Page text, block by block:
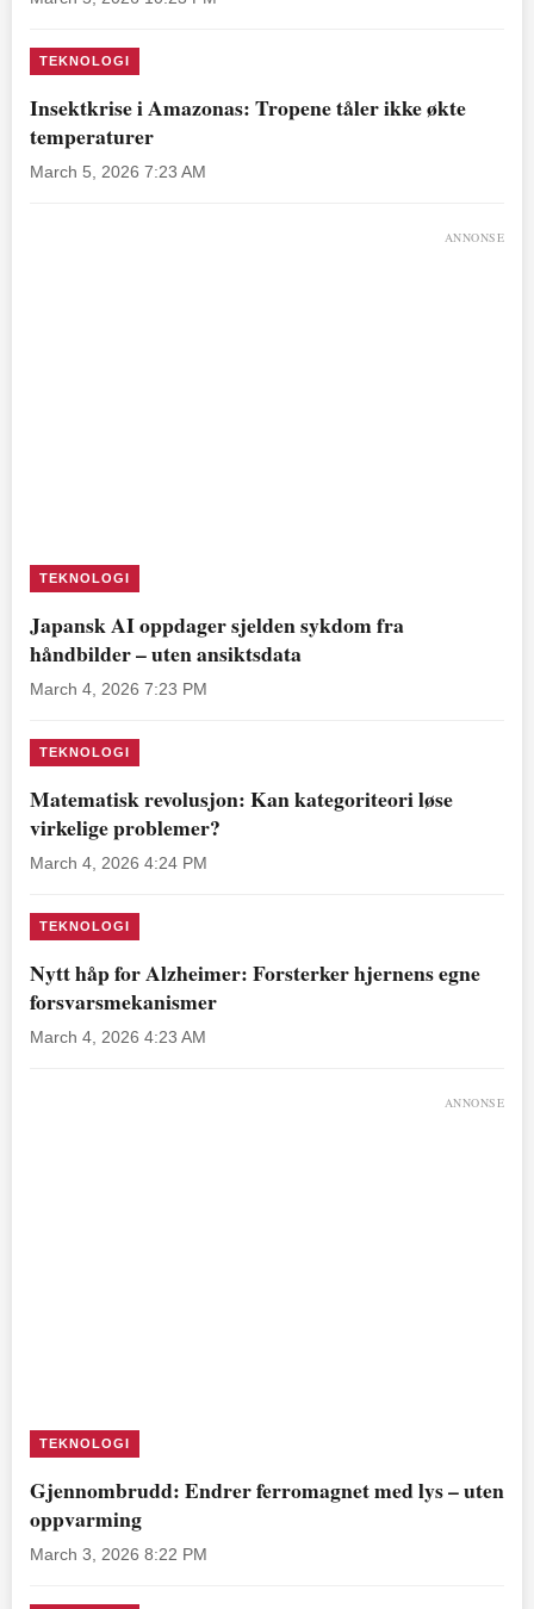
TEKNOLOGI
Insektkrise i Amazonas: Tropene tåler ikke økte
temperaturer
March 5, 2026 7:23 AM
ANNONSE
TEKNOLOGI
Japansk AI oppdager sjelden sykdom fra
håndbilder – uten ansiktsdata
March 4, 2026 7:23 PM
TEKNOLOGI
Matematisk revolusjon: Kan kategoriteori løse
virkelige problemer?
March 4, 2026 4:24 PM
TEKNOLOGI
Nytt håp for Alzheimer: Forsterker hjernens egne
forsvarsmekanismer
March 4, 2026 4:23 AM
ANNONSE
TEKNOLOGI
Gjennombrudd: Endrer ferromagnet med lys – uten
oppvarming
March 3, 2026 8:22 PM